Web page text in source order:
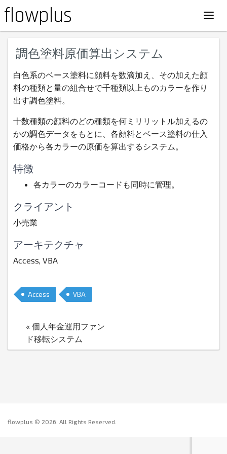
flowplus
調色塗料原価算出システム
白色系のベース塗料に顔料を数滴加え、その加えた顔
料の種類と量の組合せで千種類以上ものカラーを作り
出す調色塗料。
十数種類の顔料のどの種類を何ミリリットル加えるの
かの調色データをもとに、各顔料とベース塗料の仕入
価格から各カラーの原価を算出するシステム。
特徴
各カラーのカラーコードも同時に管理。
クライアント
小売業
アーキテクチャ
Access, VBA
Access VBA
« 個人年金運用ファン
ド移転システム
flowplus © 2026 . All Rights Reserved.